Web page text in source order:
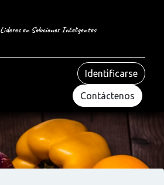
Lideres en Soluciones Inteligentes
Identificarse
Contáctenos